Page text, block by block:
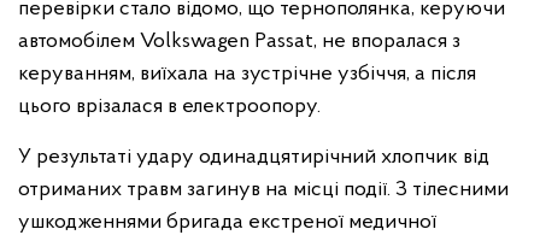
перевірки стало відомо, що тернополянка, керуючи
автомобілем Volkswagen Passat, не впоралася з
керуванням, виїхала на зустрічне узбіччя, а після
цього врізалася в електроопору.
У результаті удару одинадцятирічний хлопчик від
отриманих травм загинув на місці події. З тілесними
ушкодженнями бригада екстреної медичної